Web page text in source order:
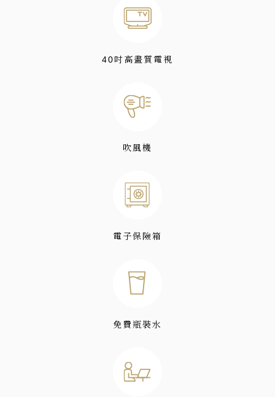
40吋高畫質電視
吹風機
電子保險箱
免費瓶裝水